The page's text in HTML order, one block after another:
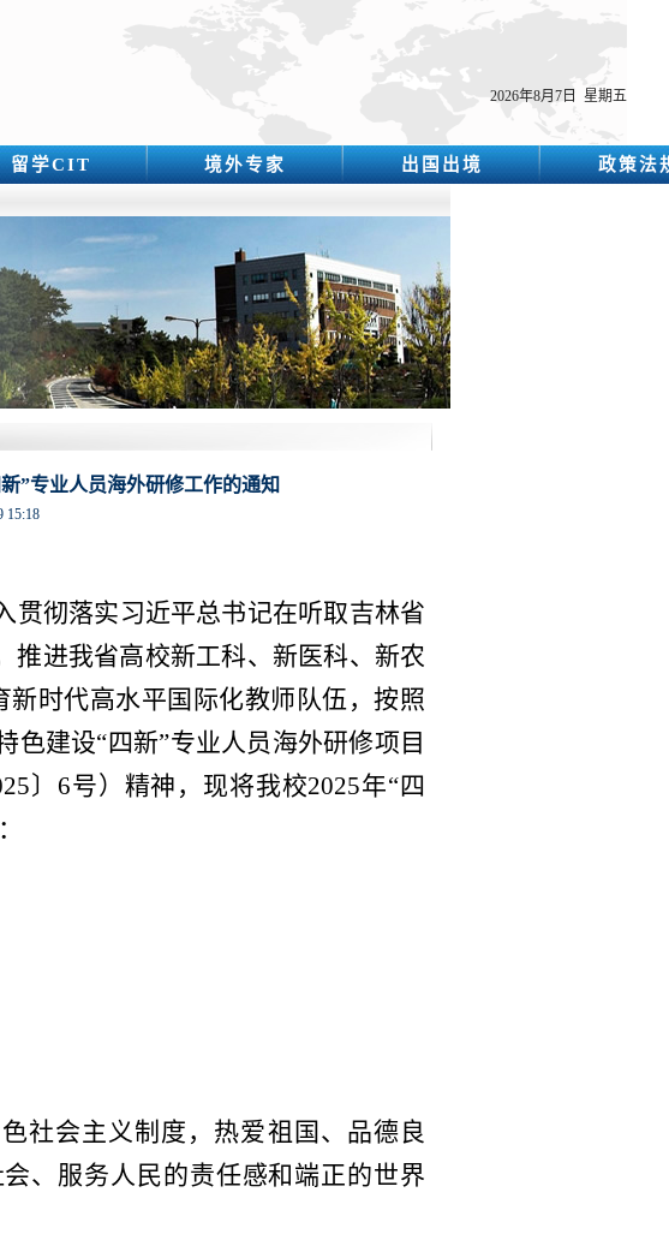
2026年8月7日 星期五
留学CIT 境外专家 出国出境 政策法
”专业人员海外研修工作的通知
15:18
贯彻落实习近平总书记在听取吉林省
推进我省高校新工科、新医科、新农
时代高水平国际化教师队伍，按照
色建设“四新”专业人员海外研修项目
〕6号）精神，现将我校2025年“四
社会主义制度，热爱祖国、品德良
、服务人民的责任感和端正的世界